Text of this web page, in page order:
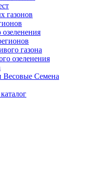
газонов
озеленения
газона
озеленения
Весовые Семена